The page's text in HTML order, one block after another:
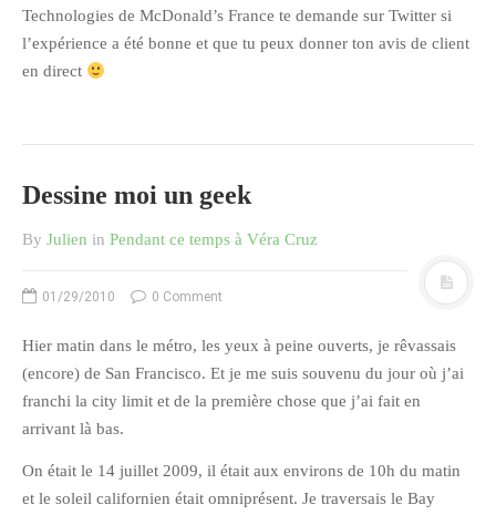
mars 2010
février 2010
janvier 2010
novembre 2009
août 2009
mai 2009
avril 2009
mars 2009
janvier 2009
Technologies de McDonald’s France te demande sur Twitter si
l’expérience a été bonne et que tu peux donner ton avis de client
en direct
Dessine moi un geek
By Julien in Pendant ce temps à Véra Cruz
01/29/2010 0 Comment
Hier matin dans le métro, les yeux à peine ouverts, je rêvassais
(encore) de San Francisco. Et je me suis souvenu du jour où j’ai
franchi la city limit et de la première chose que j’ai fait en
arrivant là bas.
On était le 14 juillet 2009, il était aux environs de 10h du matin
et le soleil californien était omniprésent. Je traversais le Bay